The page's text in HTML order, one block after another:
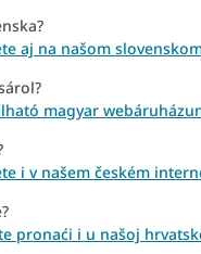
aj na našom
magyar
i v našem českém
pronaći i u našoj